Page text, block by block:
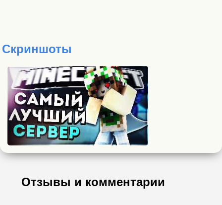
Скриншоты
Отзывы и комментарии